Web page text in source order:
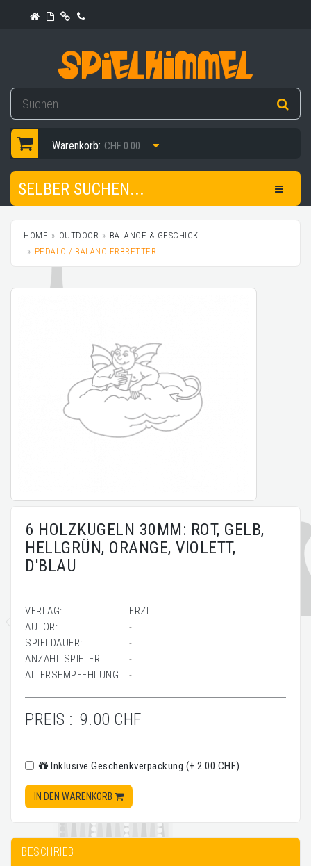
Warenkorb: CHF 0.00
SELBER SUCHEN...
HOME OUTDOOR
BALANCE & GESCHICK
PEDALO / BALANCIERBRETTER
6 HOLZKUGELN 30MM: ROT, GELB,
HELLGRÜN, ORANGE, VIOLETT,
D'BLAU
VERLAG:
ERZI
AUTOR:
-
SPIELDAUER:
-
ANZAHL SPIELER:
-
ALTERSEMPFEHLUNG:
-
PREIS : 9.00 CHF
Inklusive Geschenkverpackung (+ 2.00 CHF)
IN DEN WARENKORB
BESCHRIEB